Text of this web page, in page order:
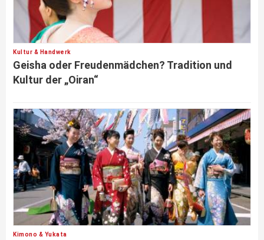
Kultur & Handwerk
Geisha oder Freudenmädchen? Tradition und
Kultur der „Oiran“
Kimono & Yukata